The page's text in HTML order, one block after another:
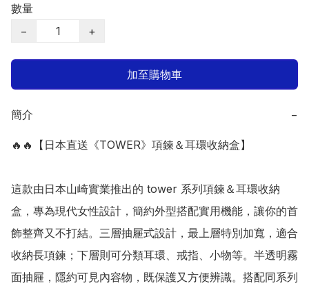
數量
−
+
加至購物車
簡介 −
🔥🔥【日本直送《TOWER》項鍊＆耳環收納盒】
這款由日本山崎實業推出的 tower 系列項鍊＆耳環收納
盒，專為現代女性設計，簡約外型搭配實用機能，讓你的首
飾整齊又不打結。三層抽屜式設計，最上層特別加寬，適合
收納長項鍊；下層則可分類耳環、戒指、小物等。半透明霧
面抽屜，隱約可見內容物，既保護又方便辨識。搭配同系列